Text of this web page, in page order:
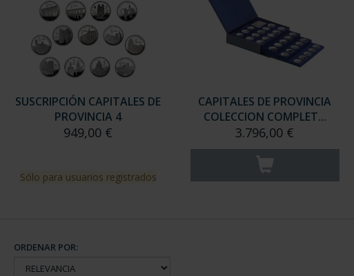
SUSCRIPCIÓN CAPITALES DE
PROVINCIA 4
949,00 €
Sólo para usuarios registrados
CAPITALES DE PROVINCIA
COLECCION COMPLET...
3.796,00 €
ORDENAR POR: